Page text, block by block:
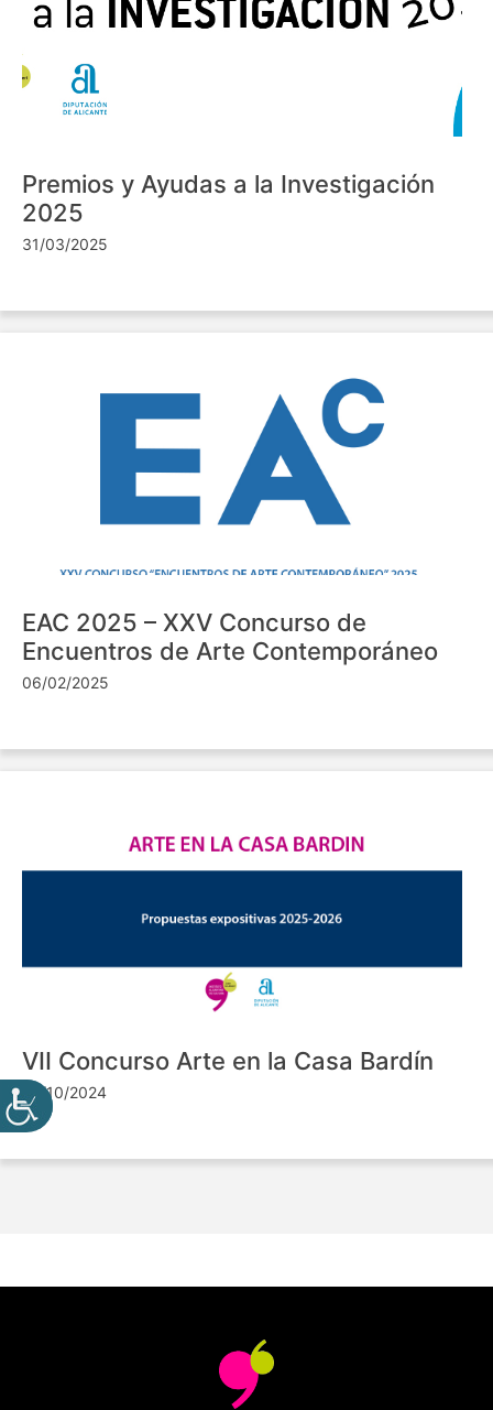
Premios y Ayudas a la Investigación
2025
31/03/2025
EAC 2025 – XXV Concurso de
Encuentros de Arte Contemporáneo
06/02/2025
VII Concurso Arte en la Casa Bardín
24/10/2024